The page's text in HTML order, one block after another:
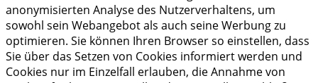
anonymisierten Analyse des Nutzerverhaltens, um
sowohl sein Webangebot als auch seine Werbung zu
optimieren. Sie können Ihren Browser so einstellen, dass
Sie über das Setzen von Cookies informiert werden und
Cookies nur im Einzelfall erlauben, die Annahme von